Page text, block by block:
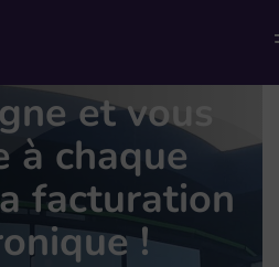
vous
et vous
à chaque
facturation
!